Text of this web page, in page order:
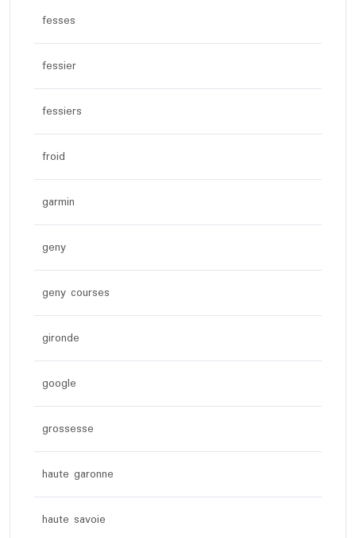
fesses
fessier
fessiers
froid
garmin
geny
geny courses
gironde
google
grossesse
haute garonne
haute savoie